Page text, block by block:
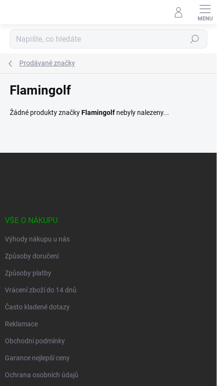
Hledat
Prodávané značky
Flamingolf
Žádné produkty značkyFlamingolf nebyly nalezeny...
VŠE O NÁKUPU
Výhody nákupu u nás
Způsoby doručení
Způsoby platby
Vrácení zboží do 14 dnů
Často kladené dotazy
Reklamace
Obchodní podmínky
Garance nejlepší ceny
Ochrana osobních údajů